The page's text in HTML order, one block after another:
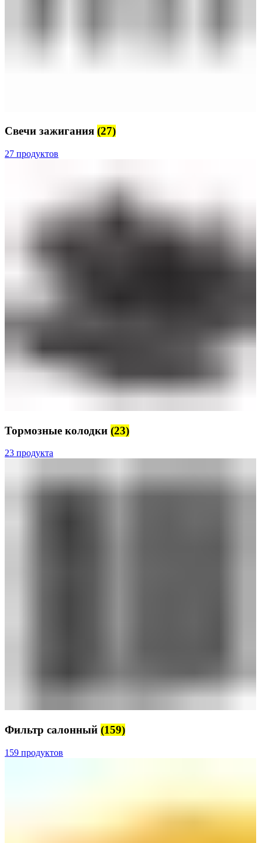
Свечи зажигания (27)
27 продуктов
Тормозные колодки (23)
23 продукта
Фильтр салонный (159)
159 продуктов